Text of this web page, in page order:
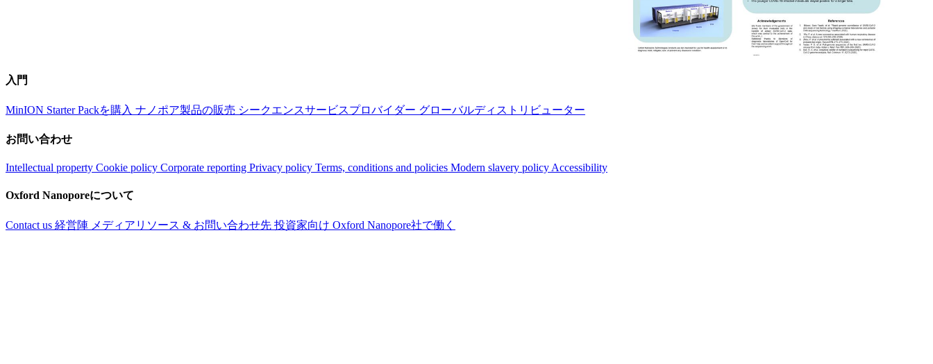
入門
MinION Starter Packを購入 ナノポア製品の販売 シークエンスサービスプロバイダー グローバルディストリビューター
お問い合わせ
Intellectual property Cookie policy Corporate reporting Privacy policy Terms, conditions and policies Modern slavery policy Accessibility
Oxford Nanoporeについて
Contact us 経営陣 メディアリソース & お問い合わせ先 投資家向け Oxford Nanopore社で働く